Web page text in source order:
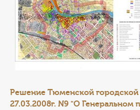
Решение Тюменской
27.03.2008г. N9 "О Генеральном